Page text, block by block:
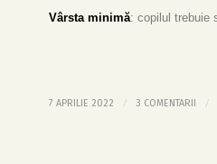
Vârsta minimă: copilul trebuie
7 APRILIE 2022 / 3 COMENTARII /